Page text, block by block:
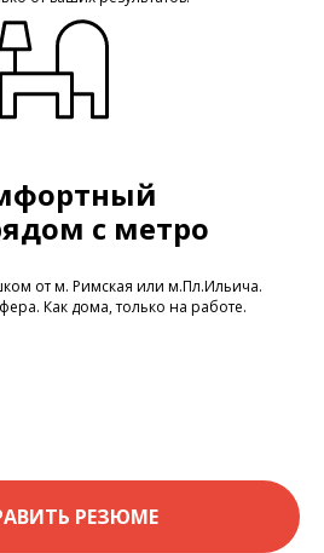
с метро
от м. Римская или м.Пл.Ильича.
Как дома, только на работе.
РЕЗЮМЕ